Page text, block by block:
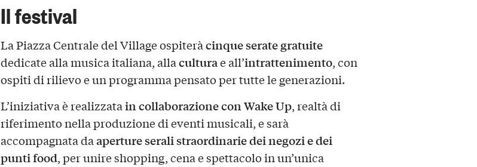
Il festival
La Piazza Centrale del Village ospiteràcinque serate gratuite
dedicate alla musica italiana, allaculturae all’intrattenimento, con
ospiti di rilievo e un programma pensato per tutte le generazioni.
L’iniziativa è realizzatain collaborazione con Wake Up, realtà di
riferimento nella produzione di eventi musicali, e sarà
accompagnata daaperture serali straordinarie dei negozi e dei
punti food, per unire shopping, cena e spettacolo in un’unica